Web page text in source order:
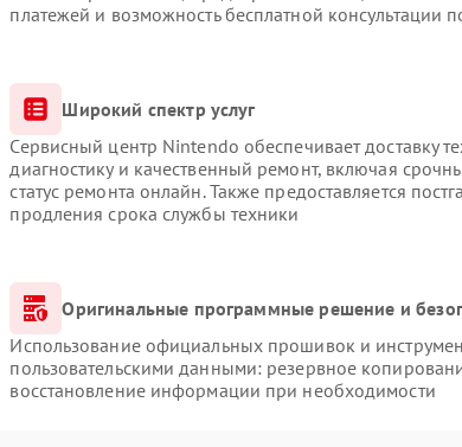
платежей и возможность бесплатной консультации
Широкий спектр услуг
Сервисный центр Nintendo обеспечивает доставку
диагностику и качественный ремонт, включая
статус ремонта онлайн. Также предоставляется
продления срока службы техники
Оригинальные программные решение и
Использование официальных прошивок и
пользовательскими данными: резервное
восстановление информации при необходимости